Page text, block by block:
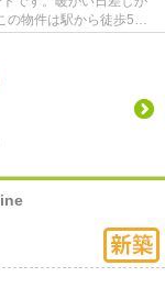
の物件は駅から徒歩5分